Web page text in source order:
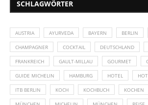
SCHLAGWÖRTER
AUSTRIA AYURVEDA BAYERN BERLIN
CHAMPAGNER COCKTAIL DEUTSCHLAND
FRANKREICH GAULT-MILLAU GOURMET
GUIDE MICHELIN HAMBURG HOTEL
ITB BERLIN KOCH KOCHBUCH KOCHEN